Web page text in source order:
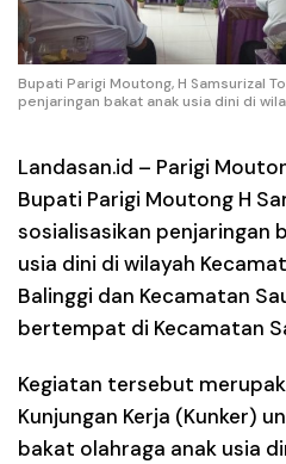
Bupati Parigi Moutong, H Samsurizal
penjaringan bakat anak usia dini di
Landasan.id – Parigi
Bupati Parigi Moutong H
sosialisasikan penjaringan
usia dini di wilayah
Balinggi dan Kecamatan
bertempat di Kecamatan
Kegiatan tersebut
Kunjungan Kerja (Kunker)
bakat olahraga anak usia